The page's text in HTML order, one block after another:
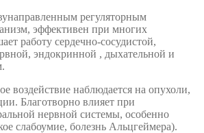
регуляторным
эффективен при многих
работу сердечно-сосудистой,
эндокринной , дыхательной и
воздействие наблюдается на опухоли,
Благотворно влияет при
нервной системы, особенно
слабоумие, болезнь Альцгеймера).